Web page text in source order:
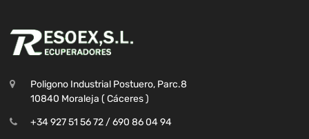
Poligono Industrial Postuero, Parc.8
10840 Moraleja ( Cáceres )
+34 927 51 56 72 / 690 86 04 94